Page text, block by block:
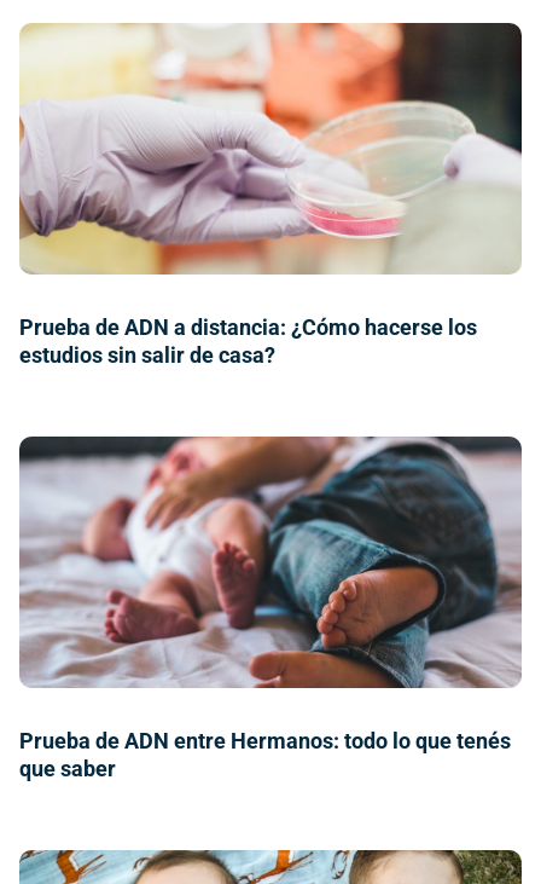
Prueba de ADN a distancia: ¿Cómo hacerse los
estudios sin salir de casa?
Prueba de ADN entre Hermanos: todo lo que tenés
que saber